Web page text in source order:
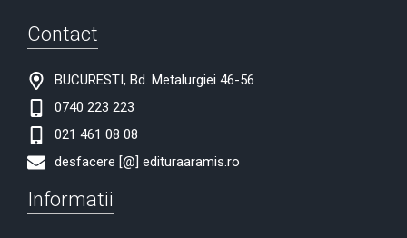
Contact
BUCURESTI, Bd. Metalurgiei 46-56
0740 223 223
021 461 08 08
desfacere [@] edituraaramis.ro
Informatii